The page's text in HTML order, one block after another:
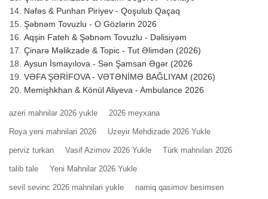
Nəfəs & Punhan Piriyev - Qoşulub Qaçaq
Şəbnəm Tovuzlu - O Gözlərin 2026
Aqşin Fateh & Şəbnəm Tovuzlu - Dəlisiyəm
Çinarə Məlikzade & Topic - Tut Əlimdən (2026)
Aysun İsmayılova - Sən Şamsan Əgər (2026
VƏFA ŞƏRİFOVA - VƏTƏNİMƏ BAĞLIYAM (2026)
Memişhkhan & Könül Aliyeva - Ambulance 2026
azeri mahnilar 2026 yukle 2026 meyxana
Roya yeni mahnilari 2026 Uzeyir Mehdizade 2026 Yukle
perviz turkan Vasif Azimov 2026 Yukle Türk mahnıları 2026
talib tale Yeni Mahnilar 2026 Yukle
sevil sevinc 2026 mahnilari yukle namiq qasimov besimsen